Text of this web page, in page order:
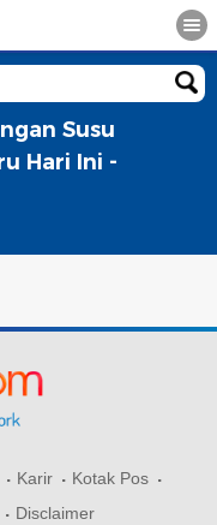
Susu
Hari Ini -
Karir
Kotak Pos
Disclaimer